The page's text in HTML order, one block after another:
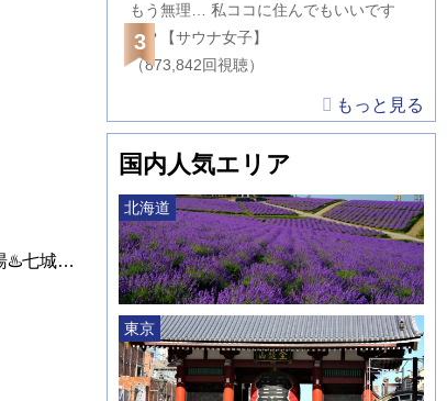
【温泉女子】【熊本グルメ旅】グリーンティラボ🍵家族湯♨️七城の森🧖‍♀️【女ひとり旅】津森神宮⛩神社巡り⛩japanese onsen♨️素敵なランチ🍙お茶専門店🫖【熊本】hot spring
3
もう無理… 私ココに住んでもいいです
か？【サウナ女子】
（873,842回視聴）
もっと見る
国内人気エリア
北海道
東京